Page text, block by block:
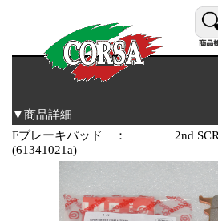
▼商品詳細
Fブレーキパッド ： 2nd
(61341021a)